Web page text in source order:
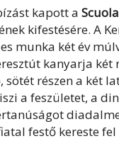
kapott a
kifestésére. A
munka két év
kanyarja két
sötét részen a két
a feszületet, a
festő kereste